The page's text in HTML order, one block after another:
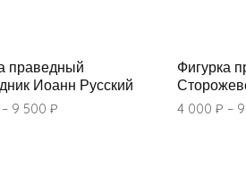
праведный
Иоанн Русский
– 9 500₽
Фигурка
4 000 ₽ –